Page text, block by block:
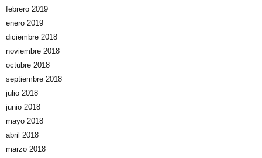
febrero 2019
enero 2019
diciembre 2018
noviembre 2018
octubre 2018
septiembre 2018
julio 2018
junio 2018
mayo 2018
abril 2018
marzo 2018